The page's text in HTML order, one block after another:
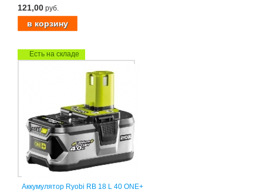
121,00 руб.
Есть на складе
Аккумулятор Ryobi RB 18 L 40 ONE+